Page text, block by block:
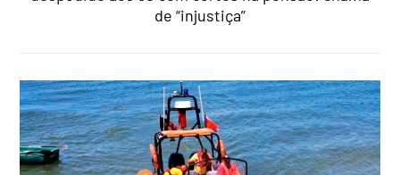
de “injustiça”